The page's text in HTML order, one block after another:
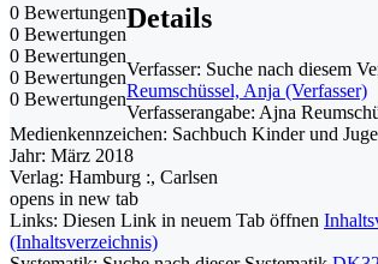
0 Bewertungen
0 Bewertungen
0 Bewertungen
0 Bewertungen
0 Bewertungen
Details
Verfasser: Suche nach diesem
Reumschüssel, Anja (Verfasser)
Verfasserangabe: Ajna
Medienkennzeichen: Sachbuch Kinder und
Jahr: März 2018
Verlag: Hamburg :, Carlsen
opens in new tab
Links: Diesen Link in neuem Tab öffnen
(Inhaltsverzeichnis)